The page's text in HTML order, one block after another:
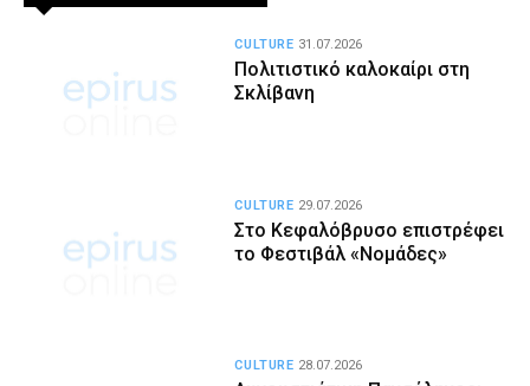
Πολιτιστικό καλοκαίρι στη
Σκλίβανη
CULTURE 31.07.2026
Στο Κεφαλόβρυσο επιστρέφει
το Φεστιβάλ «Νομάδες»
CULTURE 29.07.2026
CULTURE 28.07.2026